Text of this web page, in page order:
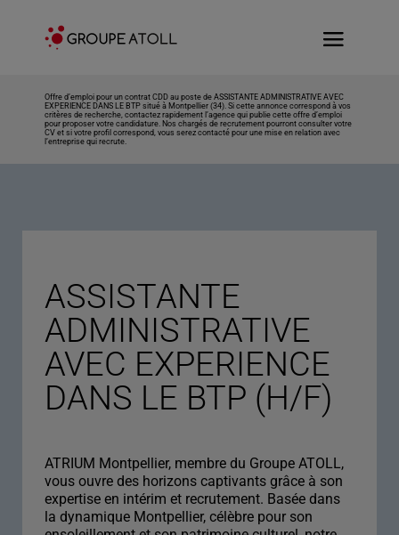
Offre d’emploi pour un contrat CDD au poste de ASSISTANTE ADMINISTRATIVE AVEC
EXPERIENCE DANS LE BTP situé à Montpellier (34). Si cette annonce correspond à vos
critères de recherche, contactez rapidement l’agence qui publie cette offre d’emploi
pour proposer votre candidature. Nos chargés de recrutement pourront consulter votre
CV et si votre profil correspond, vous serez contacté pour une mise en relation avec
l’entreprise qui recrute.
ASSISTANTE
ADMINISTRATIVE
AVEC EXPERIENCE
DANS LE BTP (H/F)
ATRIUM Montpellier, membre du Groupe ATOLL,
vous ouvre des horizons captivants grâce à son
expertise en intérim et recrutement. Basée dans
la dynamique Montpellier, célèbre pour son